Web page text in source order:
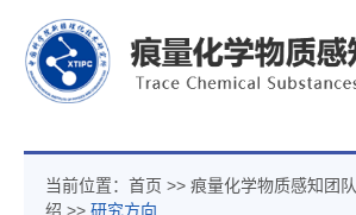
当前位置： 首页 >> 痕量化学物质感知团队
绍 >> 研究方向